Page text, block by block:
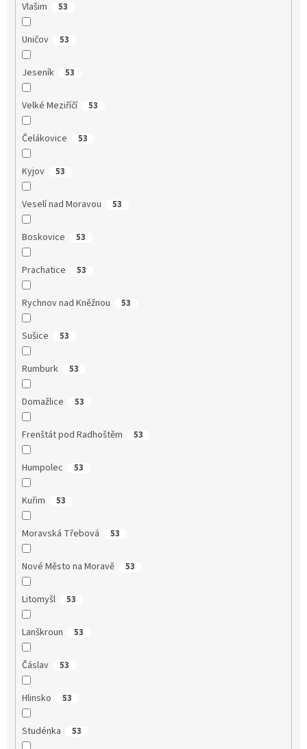
Vlašim 53
Uničov 53
Jeseník 53
Velké Meziříčí 53
Čelákovice 53
Kyjov 53
Veselí nad Moravou 53
Boskovice 53
Prachatice 53
Rychnov nad Kněžnou 53
Sušice 53
Rumburk 53
Domažlice 53
Frenštát pod Radhoštěm 53
Humpolec 53
Kuřim 53
Moravská Třebová 53
Nové Město na Moravě 53
Litomyšl 53
Lanškroun 53
Čáslav 53
Hlinsko 53
Studénka 53